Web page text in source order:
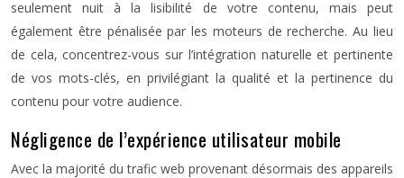
seulement nuit à la lisibilité de votre contenu, mais peut
également être pénalisée par les moteurs de recherche. Au lieu
de cela, concentrez-vous sur l’intégration naturelle et pertinente
de vos mots-clés, en privilégiant la qualité et la pertinence du
contenu pour votre audience.
Négligence de l’expérience utilisateur mobile
Avec la majorité du trafic web provenant désormais des appareils